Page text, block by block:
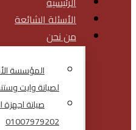
الأسئلة الشائعة
من نحن
المؤسسة
لصيانة وايت
صيانة اجهزة
01007979202